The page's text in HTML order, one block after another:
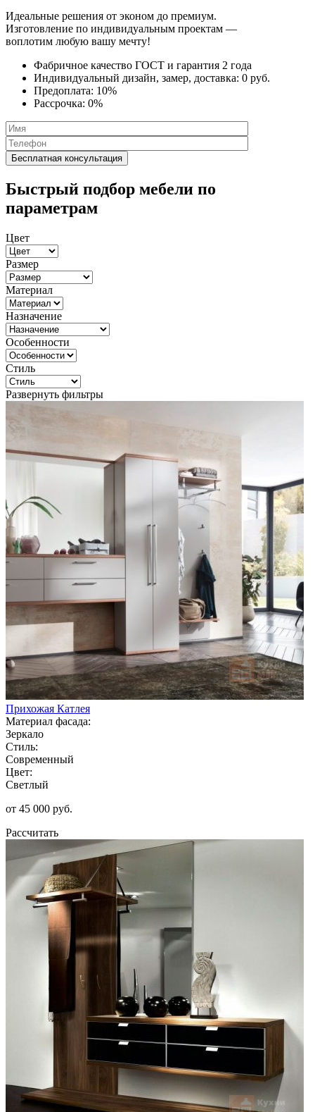
Идеальные решения от эконом до премиум.
Изготовление по индивидуальным проектам —
воплотим любую вашу мечту!
Фабричное качество ГОСТ и гарантия 2 года
Индивидуальный дизайн, замер, доставка: 0 руб.
Предоплата: 10%
Рассрочка: 0%
Быстрый подбор мебели по
параметрам
Цвет
Размер
Материал
Назначение
Особенности
Стиль
Развернуть фильтры
Прихожая Катлея
Материал фасада:
Зеркало
Стиль:
Современный
Цвет:
Светлый
от 45 000 руб.
Рассчитать